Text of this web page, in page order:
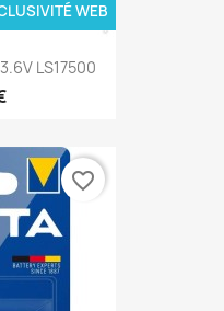
LS17500
WEB
favorite_border